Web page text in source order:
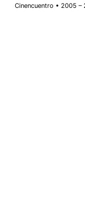
Cinencuentro • 2005